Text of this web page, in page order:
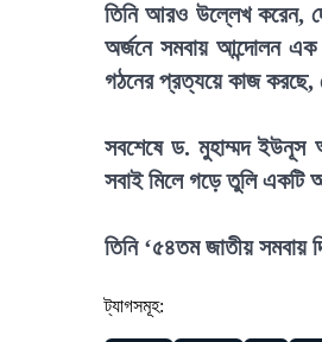
তিনি আরও উল্লেখ করেন,
অর্জনে সমবায় আন্দোলন এক
গঠনের প্রত্যয়ে কাজ করছে,
সবশেষে ড. মুহাম্মদ ইউনূস
সবাই মিলে গড়ে তুলি একটি
তিনি ‘৫৪তম জাতীয় সমবায়
ট্যাগসমূহ: